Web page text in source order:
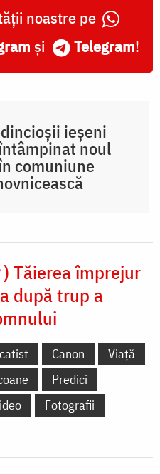
noastre pe
și Telegram!
ieșeni
noul
comuniune
Tăierea împrejur
după trup a
Canon
Viață
Predici
Fotografii